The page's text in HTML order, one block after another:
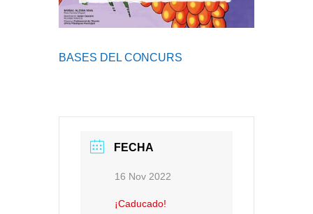
BASES DEL CONCURS
FECHA
16 Nov 2022
¡Caducado!